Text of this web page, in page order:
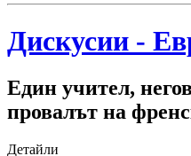
Дискусии -
Един учител,
провалът на
Детайли